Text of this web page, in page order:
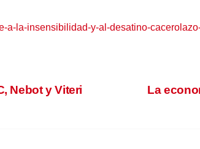
a-la-insensibilidad-y-al-desatino-
La
Nebot y Viteri